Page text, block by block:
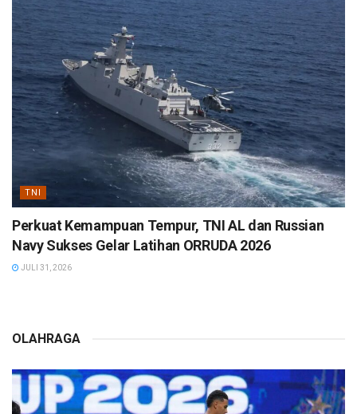
TNI
Perkuat Kemampuan Tempur, TNI AL dan Russian
Navy Sukses Gelar Latihan ORRUDA 2026
JULI 31, 2026
OLAHRAGA